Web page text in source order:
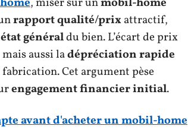
rapport qualité/prixattractif,
état généraldu bien. L’écart de prix
aussi ladépréciation rapide
Cet argument pèse
engagement financier initial.
avant d'acheter un mobil-home